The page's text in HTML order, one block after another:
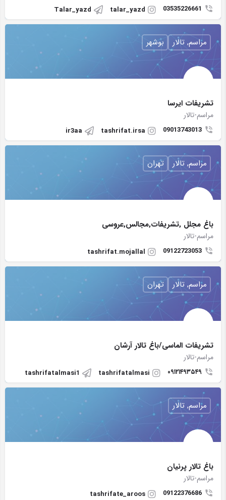
03535226661
talar_yazd
Talar_yazd
تشریفات ایرسا
مراسم-تالار
09013743013
tashrifat.irsa
ir3aa
مراسم, تالار بوشهر
باغ مجلل ‌,تشریفات,مجالس,عروسی
مراسم-تالار
09122723053
tashrifat.mojallal
مراسم, تالار تهران
تشریفات الماسی/باغ تالار آرشان
مراسم-تالار
۰۹۱۲۱۴۹۳۵۴۹ tashrifatalmasi
tashrifatalmasi1
مراسم, تالار تهران
باغ تالار پرنيان
مراسم-تالار
09122376686
tashrifate_aroos
مراسم, تالار